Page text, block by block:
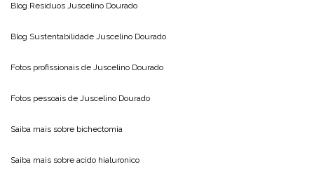
Blog Resíduos Juscelino Dourado
Blog Sustentabilidade Juscelino Dourado
Fotos profissionais de Juscelino Dourado
Fotos pessoais de Juscelino Dourado
Saiba mais sobre bichectomia
Saiba mais sobre acido hialuronico